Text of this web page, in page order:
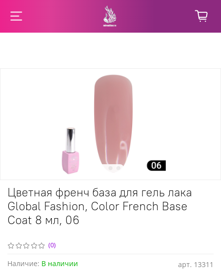
(0)
арт. 13311
Наличие: В наличии
Цветная френч база для гель лака
Global Fashion, Color French Base
Coat 8 мл, 06